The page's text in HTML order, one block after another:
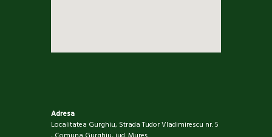
Adresa
Localitatea Gurghiu, Strada Tudor Vladimirescu nr. 5